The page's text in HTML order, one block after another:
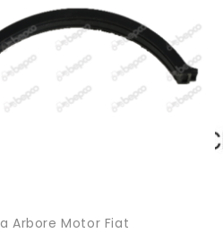
Arbore Motor Fiat